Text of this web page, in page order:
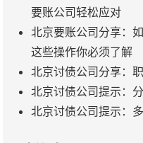
要账公司轻松应对
北京要账公司分享：
这些操作你必须了解
北京讨债公司分享：
北京讨债公司提示：
北京讨债公司提示：